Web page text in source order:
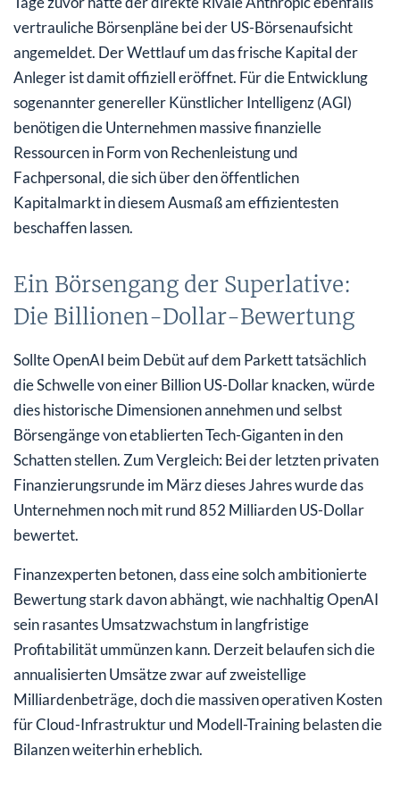
vertrauliche Börsenpläne bei der US-Börsenaufsicht
angemeldet. Der Wettlauf um das frische Kapital der
Anleger ist damit offiziell eröffnet. Für die Entwicklung
sogenannter genereller Künstlicher Intelligenz (AGI)
benötigen die Unternehmen massive finanzielle
Ressourcen in Form von Rechenleistung und
Fachpersonal, die sich über den öffentlichen
Kapitalmarkt in diesem Ausmaß am effizientesten
beschaffen lassen.
Ein Börsengang der Superlative:
Die Billionen-Dollar-Bewertung
Sollte OpenAI beim Debüt auf dem Parkett tatsächlich
die Schwelle von einer Billion US-Dollar knacken, würde
dies historische Dimensionen annehmen und selbst
Börsengänge von etablierten Tech-Giganten in den
Schatten stellen. Zum Vergleich: Bei der letzten privaten
Finanzierungsrunde im März dieses Jahres wurde das
Unternehmen noch mit rund 852 Milliarden US-Dollar
bewertet.
Finanzexperten betonen, dass eine solch ambitionierte
Bewertung stark davon abhängt, wie nachhaltig OpenAI
sein rasantes Umsatzwachstum in langfristige
Profitabilität ummünzen kann. Derzeit belaufen sich die
annualisierten Umsätze zwar auf zweistellige
Milliardenbeträge, doch die massiven operativen Kosten
für Cloud-Infrastruktur und Modell-Training belasten die
Bilanzen weiterhin erheblich.